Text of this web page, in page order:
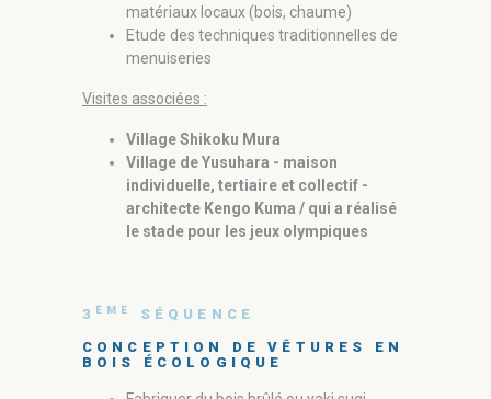
matériaux locaux (bois, chaume)
Etude des techniques traditionnelles de
menuiseries
Visites associées :
Village Shikoku Mura
Village de Yusuhara - maison
individuelle, tertiaire et collectif -
architecte Kengo Kuma / qui a réalisé
le stade pour les jeux olympiques
3 ÈME
SÉQUENCE
CONCEPTION DE VÊTURES EN
BOIS ÉCOLOGIQUE